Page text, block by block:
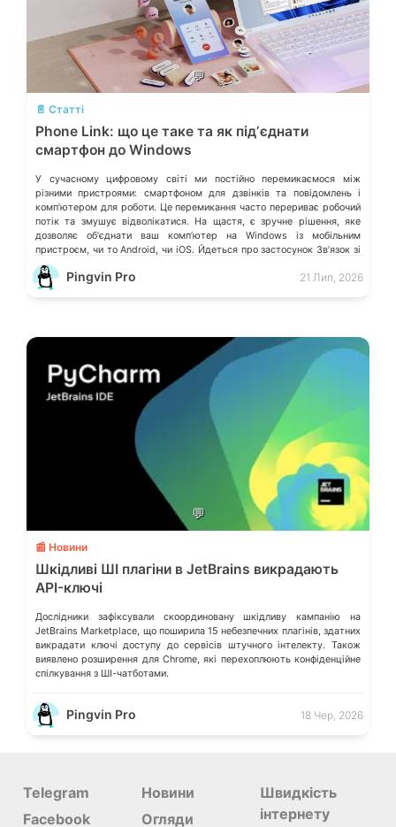
💬
📄 Статті
Phone Link: що це таке та як підʼєднати
смартфон до Windows
У сучасному цифровому світі ми постійно перемикаємося між
різними пристроями: смартфоном для дзвінків та повідомлень і
компʼютером для роботи. Це перемикання часто перериває робочий
потік та змушує відволікатися. На щастя, є зручне рішення, яке
дозволяє обʼєднати ваш компʼютер на Windows із мобільним
пристроєм, чи то Android, чи iOS. Йдеться про застосунок Звʼязок зі
смартфоном (Phone Link) від Microsoft, що перетворює ваш ПК на
своєрідний «міст» до функцій смартфона.
Pingvin Pro 21 Лип, 2026
💬
📰 Новини
Шкідливі ШІ плагіни в JetBrains викрадають
API-ключі
Дослідники зафіксували скоординовану шкідливу кампанію на
JetBrains Marketplace, що поширила 15 небезпечних плагінів, здатних
викрадати ключі доступу до сервісів штучного інтелекту. Також
виявлено розширення для Chrome, які перехоплюють конфіденційне
спілкування з ШІ-чатботами.
Pingvin Pro 18 Чер, 2026
Telegram
Facebook
Новини
Огляди
Швидкість
інтернету